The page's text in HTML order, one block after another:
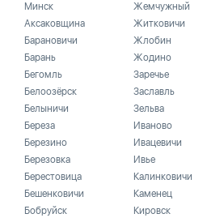
Минск
Аксаковщина
Барановичи
Барань
Бегомль
Белоозёрск
Белыничи
Береза
Березино
Березовка
Берестовица
Бешенковичи
Бобруйск
Жемчужный
Житковичи
Жлобин
Жодино
Заречье
Заславль
Зельва
Иваново
Ивацевичи
Ивье
Калинковичи
Каменец
Кировск